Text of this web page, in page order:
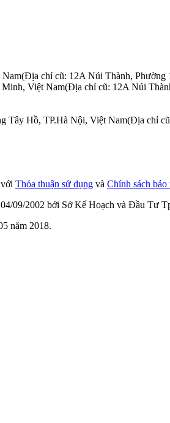
Nam(Địa chỉ cũ: 12A Núi Thành,
Việt Nam(Địa chỉ cũ: 12A Núi
Tây Hồ, TP.Hà Nội, Việt Nam(Địa chỉ
Thỏa thuận sử dụng và Chính sách bảo
09/2002 bởi Sở Kế Hoạch và Đầu Tư
năm 2018.